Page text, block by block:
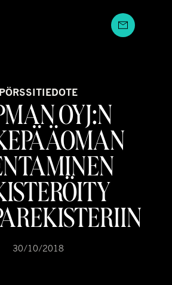
PÖRSSITIEDOTE
OYJ:N
30/10/2018